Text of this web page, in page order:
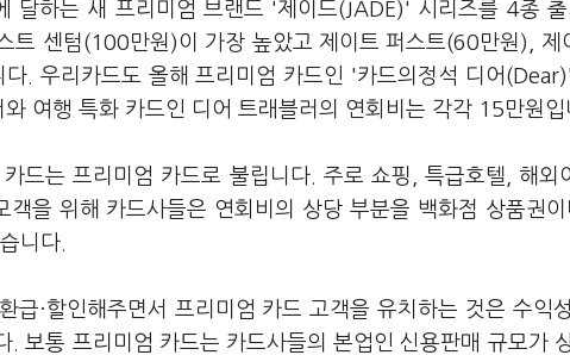
달하는 새 프리미엄 브랜드 '제이드(JADE)' 시리즈를 4종 출
트 센텀(100만원)이 가장 높았고 제이트 퍼스트(60만원), 제
. 우리카드도 올해 프리미엄 카드인 '카드의정석 디어
여행 특화 카드인 디어 트래블러의 연회비는 각각 15만원입
드는 프리미엄 카드로 불립니다. 주로 쇼핑, 특급호텔, 해외
을 위해 카드사들은 연회비의 상당 부분을 백화점 상품권
니다.
급·할인해주면서 프리미엄 카드 고객을 유치하는 것은 수익
보통 프리미엄 카드는 카드사들의 본업인 신용판매 규모가